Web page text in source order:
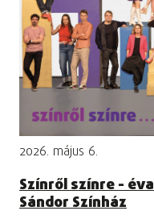
2026. május 6.
Színről színre -
Sándor Színház